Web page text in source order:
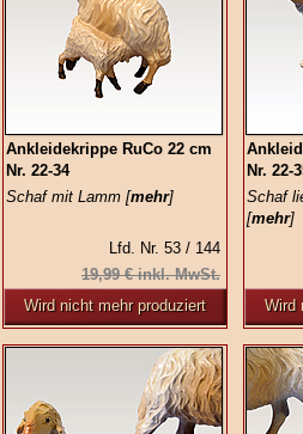
Ankleidekrippe RuCo 22 cm
Nr. 22-34
Schaf mit Lamm [mehr]
Lfd. Nr. 53 / 144
19,99 € inkl. MwSt.
Wird nicht mehr produziert
Nr. 22-
Schaf
[mehr]
Wird